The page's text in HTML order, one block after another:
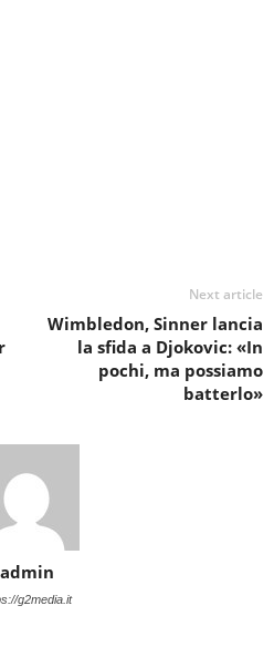
Next article
Wimbledon, Sinner lancia
la sfida a Djokovic: «In
pochi, ma possiamo
batterlo»
admin
g2media.it